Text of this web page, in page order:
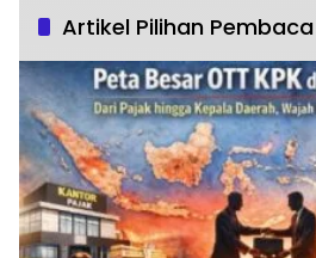
Artikel Pilihan Pembaca